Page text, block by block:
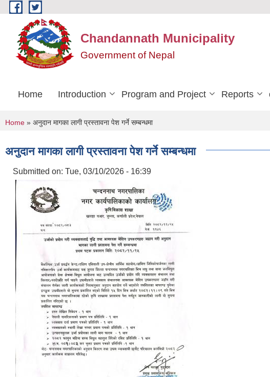
Skip to main content
Chandannath Municipality
Government of Nepal
Home Introduction Program and Project Reports
You are here
Home » अनुदान मागका लागी प्रस्तावना पेश गर्ने सम्बन्धमा
अनुदान मागका लागी प्रस्तावना पेश गर्ने सम्बन्धमा
Submitted on: Tue, 03/10/2026 - 16:39